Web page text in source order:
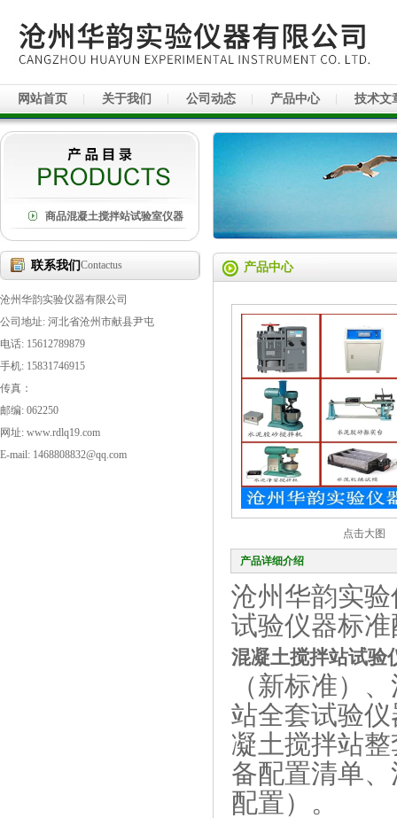
网站首页 关于我们 公司动态 产品中心 技术文
商品混凝土搅拌站试验室仪器
联系我们Contactus
沧州华韵实验仪器有限公司
公司地址: 河北省沧州市献县尹屯
电话: 15612789879
手机: 15831746915
传真：
邮编: 062250
网址: www.rdlq19.com
E-mail: 1468808832@qq.com
产品中心
点击大图
产品详细介绍
沧州华韵实
试验仪器标
混凝土搅拌站试验
（新标准）
站全套试验
凝土搅拌站
备配置清单
配置）。